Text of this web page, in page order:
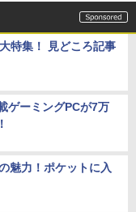
特集！ 見どころ記事
ゲーミングPCが7万
魅力！ポケットに入